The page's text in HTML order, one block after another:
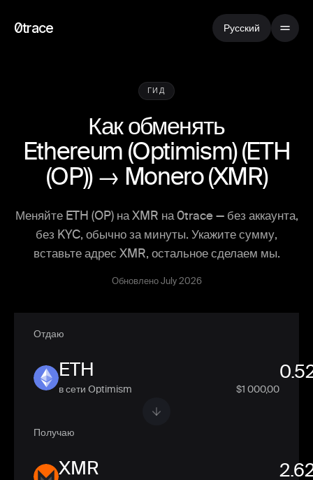
0trace Русский
ГИД
Как обменять
Ethereum (Optimism)(ETH
(OP)) → Monero(XMR)
Меняйте ETH (OP) на XMR на 0trace — без аккаунта,
без KYC, обычно за минуты. Укажите сумму,
вставьте адрес XMR, остальное сделаем мы.
Обновлено July 2026
Отдаю
ETH
в сети Optimism $1 000,00
Получаю
XMR